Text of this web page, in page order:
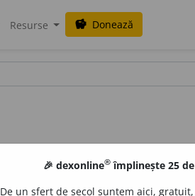
Resurse savings Donează
🎉 dexonline® împlinește 25
De un sfert de secol suntem aici,